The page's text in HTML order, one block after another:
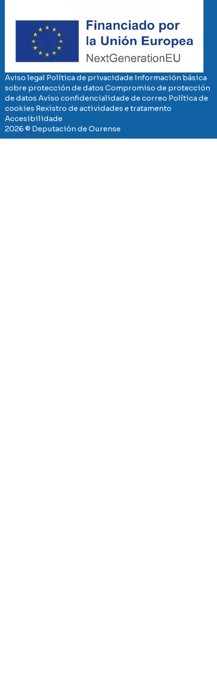
Aviso legal Política de privacidade Información básica
sobre protección de datos Compromiso de protección
de datos Aviso confidencialidade de correo Política de
cookies Rexistro de actividades e tratamento
Accesibilidade
2026 © Deputación de Ourense